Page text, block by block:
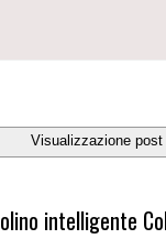
Visualizzazione
intelligente